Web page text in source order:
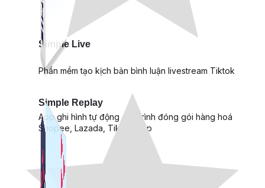
Simple Replay
App ghi hình tự động quy trình đóng gói hàng hoá
Shopee, Lazada, Tiktokshop
Simple Live
Phần mềm tạo kịch bản bình luận livestream Tiktok